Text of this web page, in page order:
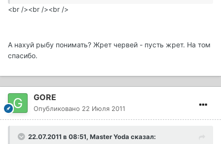
<br /><br /><br />
А нахуй рыбу понимать? Жрет червей - пусть жрет. На том
спасибо.
GORE
Опубликовано 22 Июля 2011
22.07.2011 в 08:51, Master Yoda сказал: